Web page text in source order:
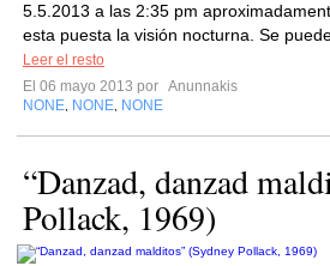
5.5.2013 a las 2:35 pm
esta puesta la visión nocturna. Se
Leer el resto
El 06 mayo 2013 por Anunnakis
NONE NONE NONE
“Danzad, danzad
Pollack, 1969)